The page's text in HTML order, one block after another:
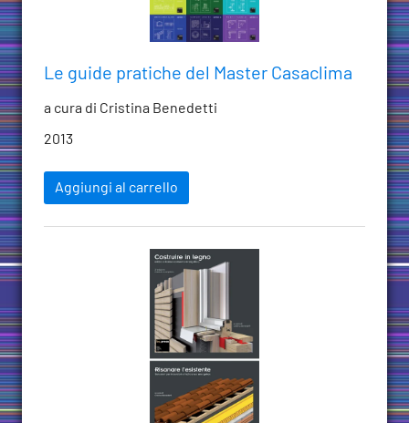
Le guide pratiche del Master Casaclima
a cura di Cristina Benedetti
2013
Aggiungi al carrello